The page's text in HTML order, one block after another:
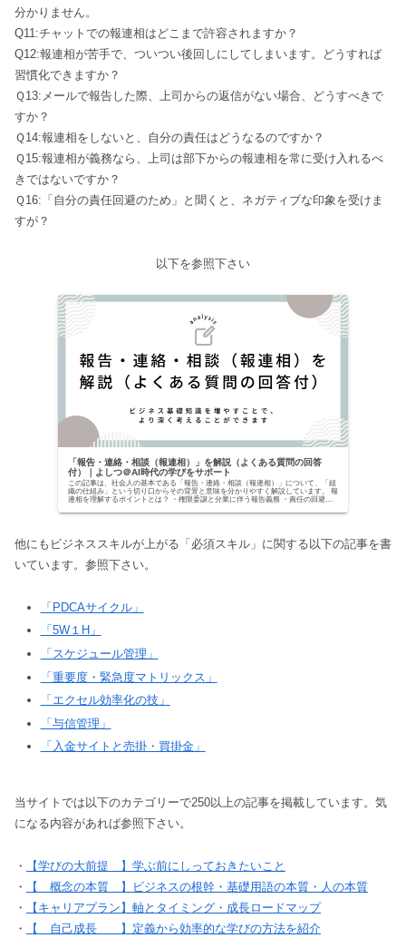
分かりません。
Q11:チャットでの報連相はどこまで許容されますか？
Q12:報連相が苦手で、ついつい後回しにしてしまいます。どうすれば
習慣化できますか？
Ｑ13:メールで報告した際、上司からの返信がない場合、どうすべきで
すか？
Ｑ14:報連相をしないと、自分の責任はどうなるのですか？
Ｑ15:報連相が義務なら、上司は部下からの報連相を常に受け入れるべ
きではないですか？
Ｑ16:「自分の責任回避のため」と聞くと、ネガティブな印象を受けま
すが？
以下を参照下さい
「報告・連絡・相談（報連相）」を解説（よくある質問の回答
付）｜よしつ＠AI時代の学びをサポート
この記事は、社会人の基本である「報告・連絡・相談（報連相）」について、「組
織の仕組み」という切り口からその背景と意味を分かりやすく解説しています。 報
連相を理解するポイントとは？ ・権限委譲と分業に伴う報告義務 ・責任の回避
他にもビジネススキルが上がる「必須スキル」に関する以下の記事を書
いています。参照下さい。
「PDCAサイクル」
「5W１H」
「スケジュール管理」
「重要度・緊急度マトリックス」
「エクセル効率化の技」
「与信管理」
「入金サイトと売掛・買掛金」
当サイトでは以下のカテゴリーで250以上の記事を掲載しています。気
になる内容があれば参照下さい。
・
【学びの大前提 】学ぶ前にしっておきたいこと
・
【 概念の本質 】ビジネスの根幹・基礎用語の本質・人の本質
・
【キャリアプラン】軸とタイミング・成長ロードマップ
・
【 自己成長 】定義から効率的な学びの方法を紹介